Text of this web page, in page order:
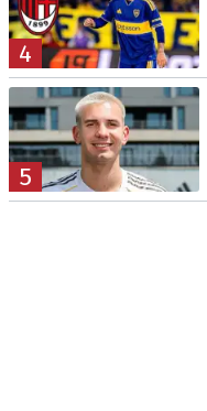
4
5